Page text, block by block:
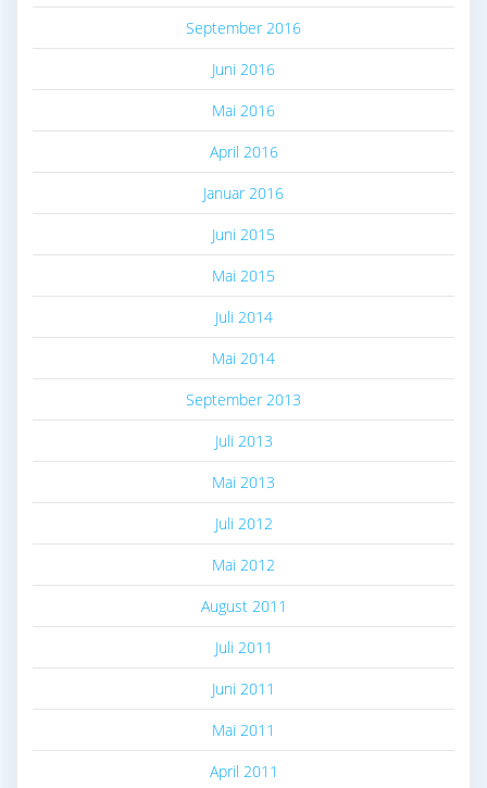
September 2016
Juni 2016
Mai 2016
April 2016
Januar 2016
Juni 2015
Mai 2015
Juli 2014
Mai 2014
September 2013
Juli 2013
Mai 2013
Juli 2012
Mai 2012
August 2011
Juli 2011
Juni 2011
Mai 2011
April 2011